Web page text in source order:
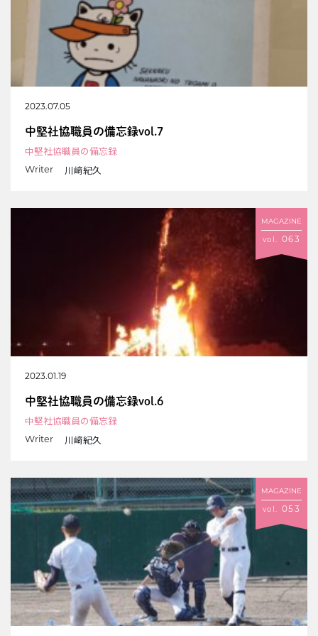
2023.07.05
中堅社協職員の備忘録vol.7
中堅社協職員の備忘録
Writer 川﨑紀久
MAGAZINE
vol. 063
2023.01.19
中堅社協職員の備忘録vol.6
中堅社協職員の備忘録
Writer 川﨑紀久
MAGAZINE
vol. 053